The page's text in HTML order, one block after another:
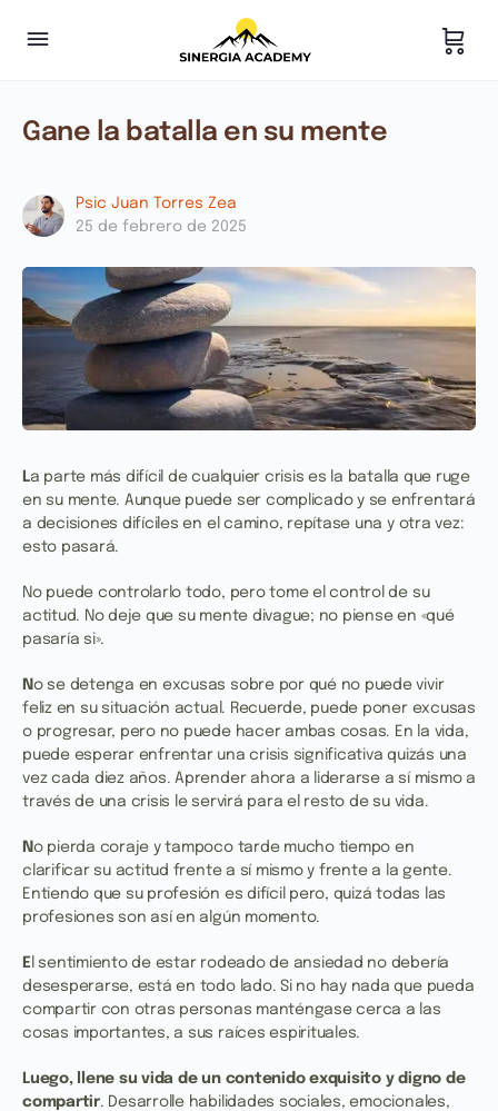
Gane la batalla en su mente
Psic Juan Torres Zea
25 de febrero de 2025
La parte más difícil de cualquier crisis es la batalla que ruge
en su mente. Aunque puede ser complicado y se enfrentará
a decisiones difíciles en el camino, repítase una y otra vez:
esto pasará.
No puede controlarlo todo, pero tome el control de su
actitud. No deje que su mente divague; no piense en «qué
pasaría si».
No se detenga en excusas sobre por qué no puede vivir
feliz en su situación actual. Recuerde, puede poner excusas
o progresar, pero no puede hacer ambas cosas. En la vida,
puede esperar enfrentar una crisis significativa quizás una
vez cada diez años. Aprender ahora a liderarse a sí mismo a
través de una crisis le servirá para el resto de su vida.
No pierda coraje y tampoco tarde mucho tiempo en
clarificar su actitud frente a sí mismo y frente a la gente.
Entiendo que su profesión es difícil pero, quizá todas las
profesiones son así en algún momento.
El sentimiento de estar rodeado de ansiedad no debería
desesperarse, está en todo lado. Si no hay nada que pueda
compartir con otras personas manténgase cerca a las
cosas importantes, a sus raíces espirituales.
Luego, llene su vida de un contenido exquisito y digno de
compartir. Desarrolle habilidades sociales, emocionales,